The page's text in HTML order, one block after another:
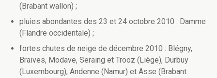
(Brabant wallon) ;
pluies abondantes des 23 et 24 octobre 2010 : Damme
(Flandre occidentale) ;
fortes chutes de neige de décembre 2010 : Blégny,
Braives, Modave, Seraing et Trooz (Liège), Durbuy
(Luxembourg), Andenne (Namur) et Asse (Brabant